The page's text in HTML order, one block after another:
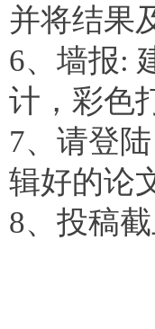
并将结果
6、墙报:
计，彩色
7、请登陆
辑好的论
8、投稿截